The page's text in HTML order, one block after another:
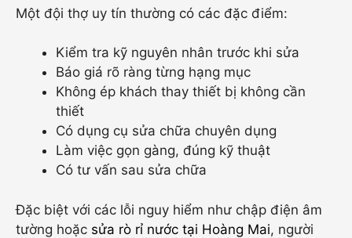
Một đội thợ uy tín thường có các đặc điểm:
Kiểm tra kỹ nguyên nhân trước khi sửa
Báo giá rõ ràng từng hạng mục
Không ép khách thay thiết bị không cần
thiết
Có dụng cụ sửa chữa chuyên dụng
Làm việc gọn gàng, đúng kỹ thuật
Có tư vấn sau sửa chữa
Đặc biệt với các lỗi nguy hiểm như chập điện âm
tường hoặc sửa rò rỉ nước tại Hoàng Mai, người